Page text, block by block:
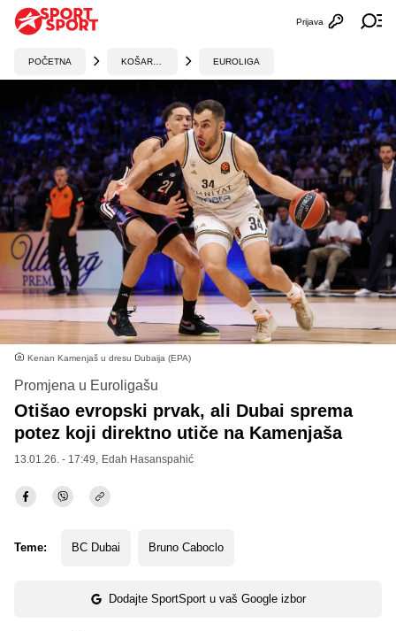
Otvori
Prijava
POČETNA EUROLIGA
Kenan Kamenjaš u dresu Dubaija (EPA)
Promjena u Euroligašu
Otišao evropski prvak, ali Dubai sprema
potez koji direktno utiče na Kamenjaša
13.01.26. - 17:49, Edah Hasanspahić
Teme: BC Dubai Bruno Caboclo
Dodajte SportSport u vaš Google izbor